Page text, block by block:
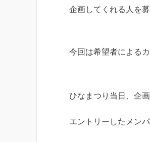
企画してくれる人を
今回は希望者による
ひなまつり当日、企
エントリーしたメン